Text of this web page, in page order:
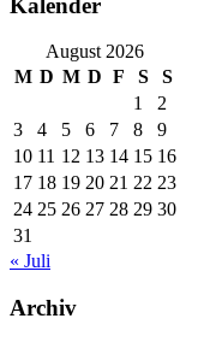
Kalender
August 2026
M D M D F S
S
1
2
3
4 5 6 7 8
9
10 11 12 13 14 15 16
17 18 19 20 21 22 23
24 25 26 27 28 29 30
31
« Juli
Archiv